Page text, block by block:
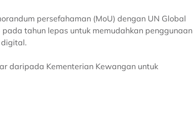
persefahaman (MoU) dengan UN Global
tahun lepas untuk memudahkan penggunaan
digital.
daripada Kementerian Kewangan untuk